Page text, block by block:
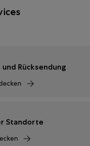
und Rücksendung
Standorte